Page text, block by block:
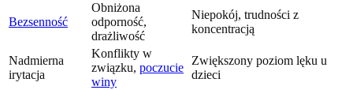
Bezsenność
Obniżona
odporność,
drażliwość
Niepokój, trudności z
koncentracją
Nadmierna
irytacja
Konflikty w
związku, poczucie
winy
Zwiększony poziom lęku u
dzieci